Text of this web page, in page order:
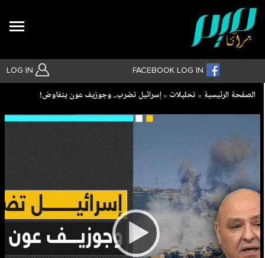
LOG IN FACEBOOK LOG IN
بحث متقدم
Breadcrumb
الصفحة الرئيسية تحليلات إسرائيل تضرب.. وجوزيف عون يتفاوض!